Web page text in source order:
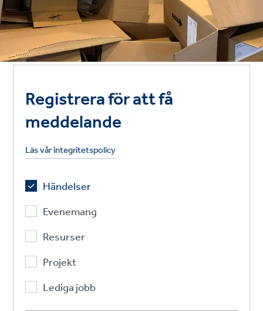
Registrera för att få
meddelande
Läs vår integritetspolicy
Händelser
Evenemang
Resurser
Projekt
Lediga jobb